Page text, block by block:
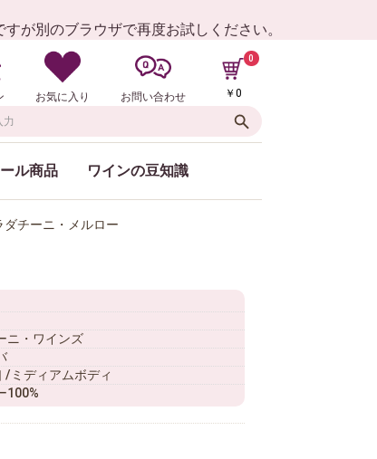
が別のブラウザで再度お試しください。
お気に入り お問い合わせ
0
￥0
ル商品 ワインの豆知識
チーニ・メルロー
ニ・ワインズ
/ミディアムボディ
100%